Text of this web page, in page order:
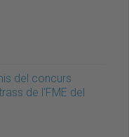
del concurs
de l'FME del